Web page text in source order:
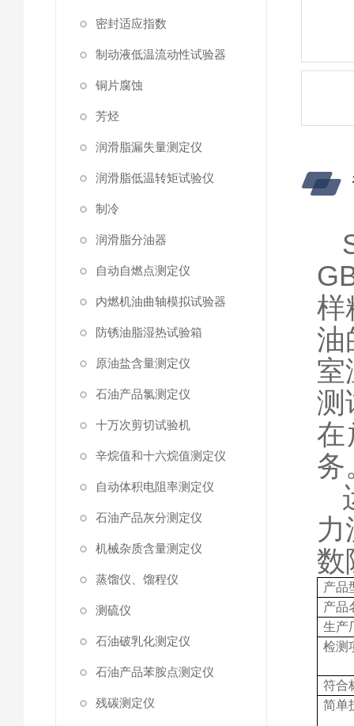
密封适应指数
制动液低温流动性试验器
铜片腐蚀
芳烃
润滑脂漏失量测定仪
润滑脂低温转矩试验仪
制冷
润滑脂分油器
自动自燃点测定仪
内燃机油曲轴模拟试验器
防锈油脂湿热试验箱
原油盐含量测定仪
石油产品氯测定仪
十万次剪切试验机
辛烷值和十六烷值测定仪
自动体积电阻率测定仪
石油产品灰分测定仪
机械杂质含量测定仪
蒸馏仪、馏程仪
测硫仪
石油破乳化测定仪
石油产品苯胺点测定仪
残碳测定仪
样
油
室
测
在
务
数
产品
产品
生产
检测
符合
简单